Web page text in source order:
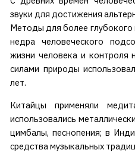
звуки для достижения
Методы для более
недра человеческого
жизни человека и контроля
силами природы
лет.
Китайцы применяли
использовались
цимбалы, песнопения; в
средства музыкальных